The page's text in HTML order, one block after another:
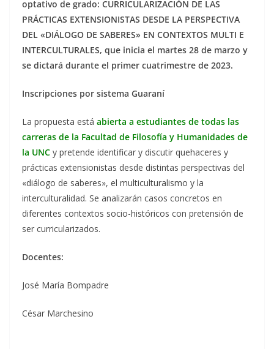
optativo de grado: CURRICULARIZACIÓN DE LAS
PRÁCTICAS EXTENSIONISTAS DESDE LA PERSPECTIVA
DEL «DIÁLOGO DE SABERES» EN CONTEXTOS MULTI E
INTERCULTURALES, que inicia el martes 28 de marzo y
se dictará durante el primer cuatrimestre de 2023.
Inscripciones por sistema Guaraní
La propuesta está abierta a estudiantes de todas las
carreras de la Facultad de Filosofía y Humanidades de
la UNC y pretende identificar y discutir quehaceres y
prácticas extensionistas desde distintas perspectivas del
«diálogo de saberes», el multiculturalismo y la
interculturalidad. Se analizarán casos concretos en
diferentes contextos socio-históricos con pretensión de
ser curricularizados.
Docentes:
José María Bompadre
César Marchesino